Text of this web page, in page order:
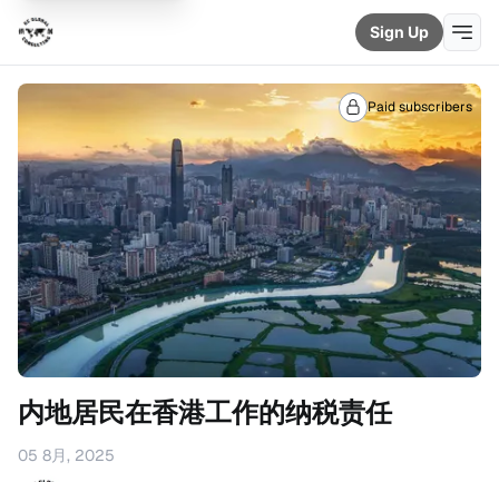
Sign Up
Paid subscribers
内地居民在香港工作的纳税责任
05 8月, 2025